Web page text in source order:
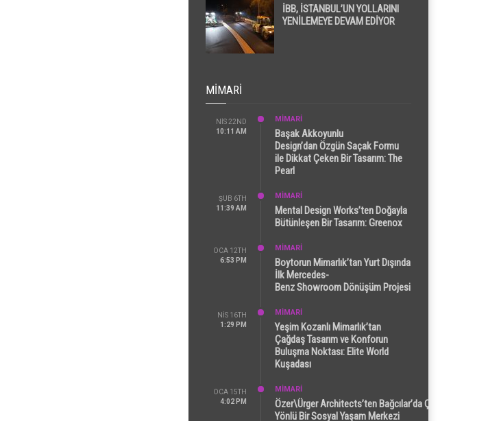
Dikkat Çekti
İBB, İSTANBUL’UN YOLLARINI
YENİLEMEYE DEVAM EDİYOR
MIMARI
NIS 22ND
10:11 AM
MİMARİ
Başak Akkoyunlu
Design’dan Özgün Saçak Formu
ile Dikkat Çeken Bir Tasarım: The
Pearl
ŞUB 6TH
11:39 AM
MİMARİ
Mental Design Works’ten Doğayla
Bütünleşen Bir Tasarım: Greenox
OCA 12TH
6:53 PM
MİMARİ
Boytorun Mimarlık’tan Yurt Dışında
İlk Mercedes-
Benz Showroom Dönüşüm Projesi
NIS 16TH
1:29 PM
MİMARİ
Yeşim Kozanlı Mimarlık’tan
Çağdaş Tasarım ve Konforun
Buluşma Noktası: Elite World
Kuşadası
OCA 15TH
4:02 PM
MİMARİ
Özer\Ürger Architects’ten Bağcılar’da Çok
Yönlü Bir Sosyal Yaşam Merkezi